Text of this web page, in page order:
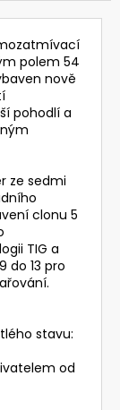
polem 54
nově
pohodlí a
ze sedmi
clonu 5
TIG a
do 13 pro
stavu:
od